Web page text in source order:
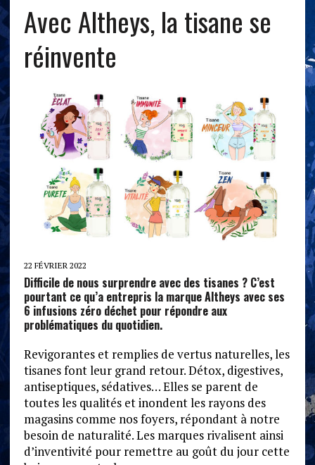
Avec Altheys, la tisane se
réinvente
22 FÉVRIER 2022
Difficile de nous surprendre avec des tisanes ? C’est
pourtant ce qu’a entrepris la marque Altheys avec ses
6 infusions zéro déchet pour répondre aux
problématiques du quotidien.
Revigorantes et remplies de vertus naturelles, les
tisanes font leur grand retour. Détox, digestives,
antiseptiques, sédatives… Elles se parent de
toutes les qualités et inondent les rayons des
magasins comme nos foyers, répondant à notre
besoin de naturalité. Les marques rivalisent ainsi
d’inventivité pour remettre au goût du jour cette